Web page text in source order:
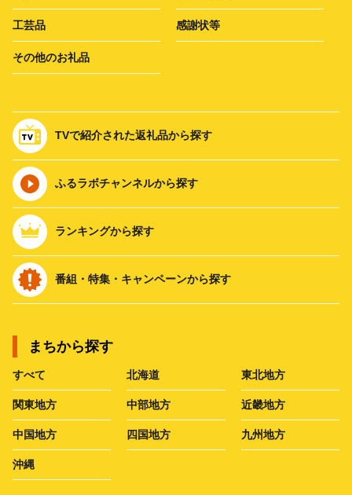
工芸品 感謝状等
その他のお礼品
TVで紹介された返礼品から探す
ふるラボチャンネルから探す
ランキングから探す
番組・特集・キャンペーンから探す
まちから探す
すべて 北海道 東北地方
関東地方 中部地方 近畿地方
中国地方 四国地方 九州地方
沖縄